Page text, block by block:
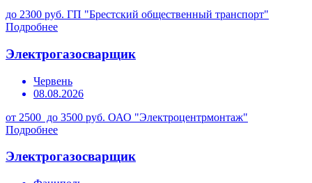
до 2300 руб. ГП "Брестский общественный транспорт"
Подробнее
Электрогазосварщик
Червень
08.08.2026
от 2500 до 3500 руб. ОАО "Электроцентрмонтаж"
Подробнее
Электрогазосварщик